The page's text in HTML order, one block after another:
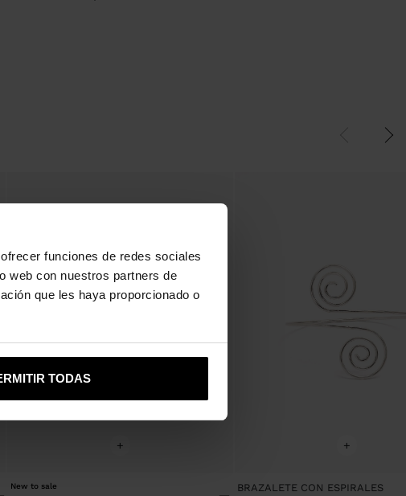
funciones de redes sociales
web con nuestros partners de
que les haya proporcionado o
TODAS
+
New to sale
+
BRAZALETE CON ESPIRALES